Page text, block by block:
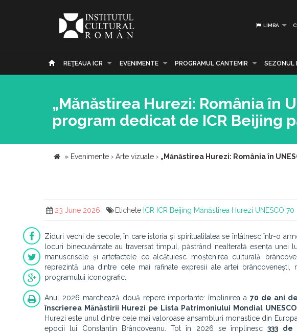
LIMBA
REŢEAUA ICR EVENIMENTE PROGRAMUL CANTEMIR SEZONUL
„Mănăstirea Hurezi: România în
program dedicat de ICR Beijing
» Evenimente › Arte vizuale › „Mănăstirea Hurezi: România în
23 June 2026 Etichete ICR ICR Beijing Mănăstirea Hurezi UNESCO 70
Ziduri vechi de secole, în care istoria și spiritualitatea se întâlnesc într-o
locuri binecuvântate au traversat timpul, păstrând nealterată esența
manuscrisele și artefactele ce alcătuiesc moștenirea culturală
reprezintă una dintre cele mai rafinate expresii ale artei
programului iconografic.
Anul 2026 marchează două repere importante: împlinirea a70 de ani
înscrierea Mănăstirii Hurezi pe Lista Patrimoniului Mondial
Hurezi este unul dintre cele mai valoroase ansambluri monastice din
epocii lui Constantin Brâncoveanu. Tot în 2026 se împlinesc333